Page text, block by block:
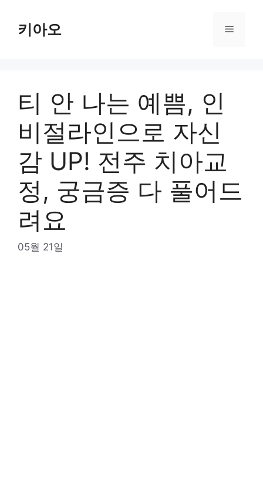
content키아오 Menu
티 안 나는 예쁨, 인
비절라인으로 자신
감 UP! 전주 치아교
정, 궁금증 다 풀어드
려요
05월 21일